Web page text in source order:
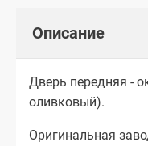
Описание
Дверь передняя -
оливковый).
Оригинальная